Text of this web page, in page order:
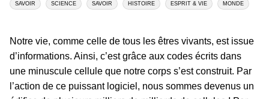
SAVOIR SCIENCE SAVOIR HISTOIRE ESPRIT & VIE MONDE
Notre vie, comme celle de tous les êtres vivants, est issue
d’informations. Ainsi, c’est grâce aux codes écrits dans
une minuscule cellule que notre corps s’est construit. Par
l’action de ce puissant logiciel, nous sommes devenus un